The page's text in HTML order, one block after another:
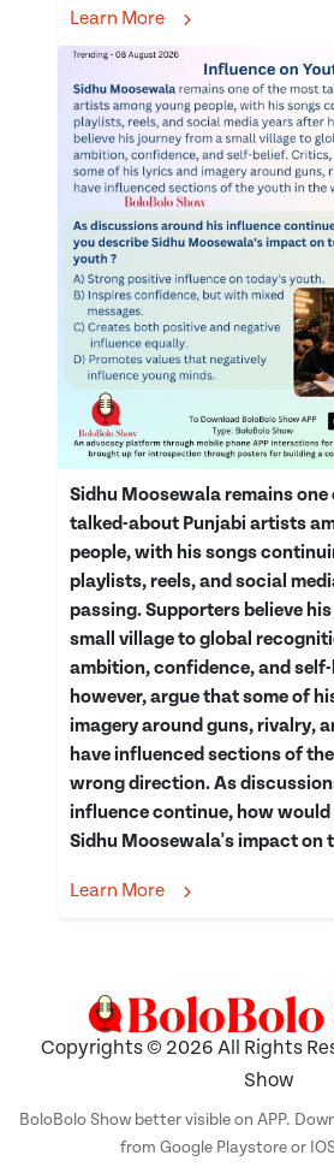
Learn More
Sidhu Moosewala remains
talked-about Punjabi artists
people, with his songs
playlists, reels, and social
passing. Supporters believe
small village to global
ambition, confidence, and
however, argue that some of
imagery around guns, rivalry,
have influenced sections of
wrong direction. As
influence continue, how would
Sidhu Moosewala's impact on
Learn More
Copyrights © 2026 All Rights
Show
BoloBolo Show better visible on APP.
from Google Playstore or